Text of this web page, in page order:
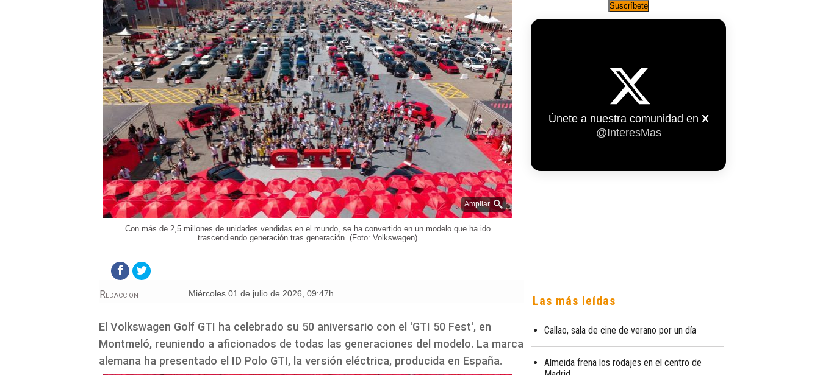
Ampliar
Con más de 2,5 millones de unidades vendidas en el mundo, se ha convertido en un modelo que ha ido
trascendiendo generación tras generación. (Foto: Volkswagen)
miércoles 01 de julio de 2026, 09:47h
Redaccion
El Volkswagen Golf GTI ha celebrado su 50 aniversario con el 'GTI 50 Fest', en
Montmeló, reuniendo a aficionados de todas las generaciones del modelo. La marca
alemana ha presentado el ID Polo GTI, la versión eléctrica, producida en España.
Únete a nuestra comunidad en X
@InteresMas
Las más leídas
Callao, sala de cine de verano por un día
Almeida frena los rodajes en el centro de